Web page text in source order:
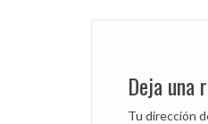
Post
Deja una
Tu dirección